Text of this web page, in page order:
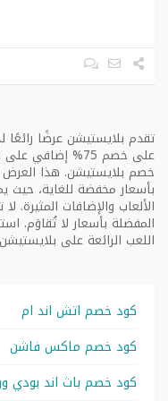
الرئيسية للبلاي
العروض والميزات،
بما في ذلك الألعاب
سوف تجد أيضا
وكوبون خصم
تظهر في التسوية
من جميع العناصر
زيادة مدخراتك عند
الاشتراك في بلاي
الاستفادة من اشتراك PlayStation Now.
محدود. بالإضافة إلى
تقدم بلايستيشن عرضًا
على خصم 75%
خصم بلايستيشن. هذا العرض
بأسعار مخفضة للغاية، حيث
الألعاب والإضافات المثيرة.
المفضلة بأسعار لا تُقاوَم.
اللعب الرائعة على بلايستيشن
كود خصم اتش اند ام
كود خصم ماكس فاشن
كود خصم باث اند بودي